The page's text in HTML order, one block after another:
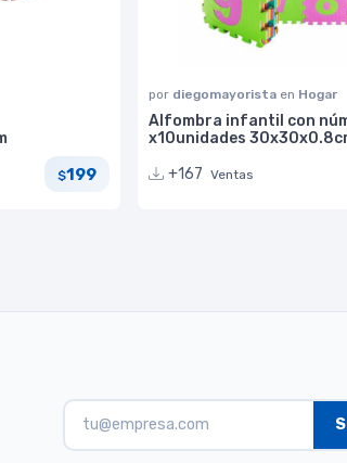
$199
por diegomayorista en Hogar
Alfombra infantil con
x10unidades
+167 Ventas